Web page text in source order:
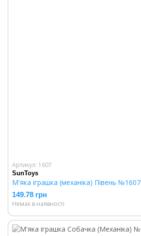
Артикул: 1607
SunToys
М'яка іграшка (механіка) Півень №1607
149.78 грн
Немає в наявності